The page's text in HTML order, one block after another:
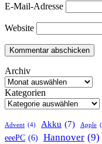
E-Mail-Adresse
Website
Archiv
Kategorien
Advent (4) Akku (7) Apple
eeePC (6) Hannover (9)